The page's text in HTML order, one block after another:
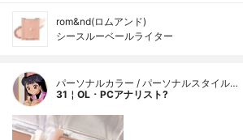
rom&nd(ロムアンド)
シースルーベールライター
パーソナルカラー / パーソナルスタイル…
31￤OL ･ PCアナリスト?